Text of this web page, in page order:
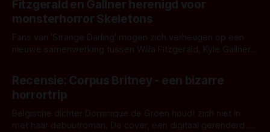
het het al raden?)... de weerwolf. Kijk je mee?
Fitzgerald en Gallner herenigd voor
monsterhorror Skeletons
Fans van 'Strange Darling' mogen zich verheugen op een
nieuwe samenwerking tussen Willa Fitzgerald, Kyle Gallner
'Skeletons', een nieuwe creature feature waarvoor de
opnames zijn gestart in Australië.
Recensie: Corpus Britney - een bizarre
horrortrip
Belgische dichter Dominique de Groen houdt zich niet in
met haar debuutroman. De cover, een digitaal gerenderd en